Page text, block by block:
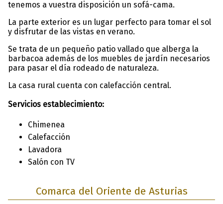
tenemos a vuestra disposición un sofá-cama.
La parte exterior es un lugar perfecto para tomar el sol
y disfrutar de las vistas en verano.
Se trata de un pequeño patio vallado que alberga la
barbacoa además de los muebles de jardín necesarios
para pasar el día rodeado de naturaleza.
La casa rural cuenta con calefacción central.
Servicios establecimiento:
Chimenea
Calefacción
Lavadora
Salón con TV
Comarca del Oriente de Asturias